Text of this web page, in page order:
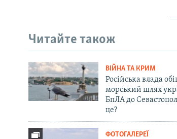
Читайте також
ВІЙНА ТА КРИМ
Російська влада
морський шлях
БпЛА до
це?
ФОТОГАЛЕРЕЇ